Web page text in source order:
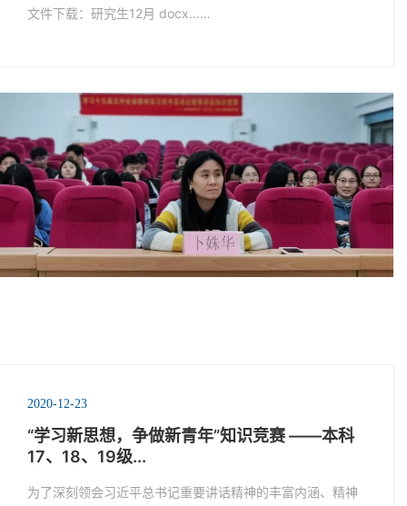
文件下载：研究生12月 docx……
2020-12-23
“学习新思想，争做新青年”知识竞赛 ——本科
17、18、19级...
为了深刻领会习近平总书记重要讲话精神的丰富内涵、精神